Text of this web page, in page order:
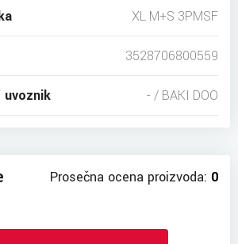
XL M+S 3PMSF
3528706800559
uvoznik - / BAKI DOO
Prosečna ocena proizvoda: 0